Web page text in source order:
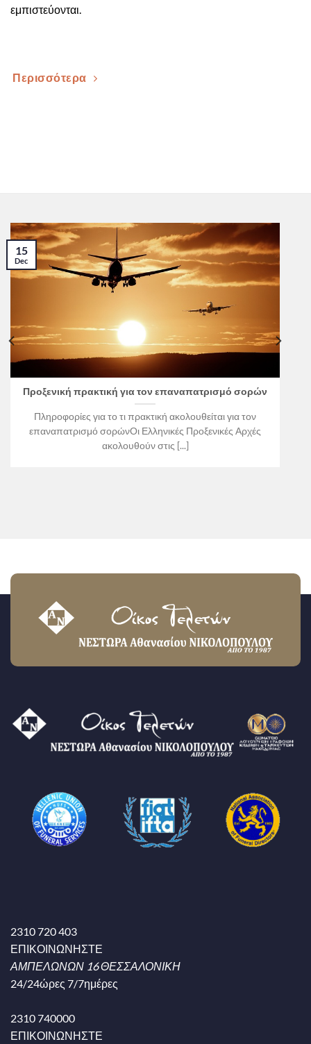
εμπιστεύονται.
Περισσότερα
Προξενική πρακτική για τον επαναπατρισμό σορών
Πληροφορίες για το τι πρακτική ακολουθείται για τον
επαναπατρισμό σορώνΟι Ελληνικές Προξενικές Αρχές
ακολουθούν στις [...]
15
Dec
2310 720 403
ΕΠΙΚΟΙΝΩΝΗΣΤΕ
ΑΜΠΕΛΩΝΩΝ 16 ΘΕΣΣΑΛΟΝΙΚΗ
24/24ώρες 7/7ημέρες
2310 740000
ΕΠΙΚΟΙΝΩΝΗΣΤΕ